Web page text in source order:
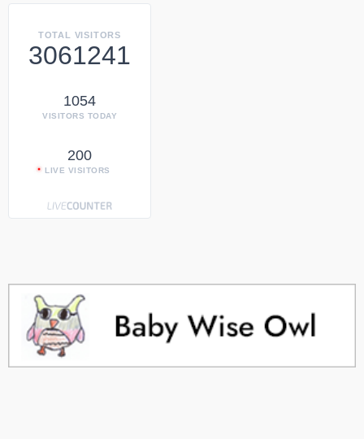
TOTAL VISITORS
3061241
1054
VISITORS TODAY
200
LIVE VISITORS